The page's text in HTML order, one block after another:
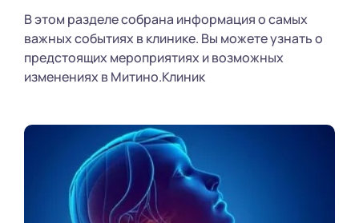
В этом разделе собрана информация о самых
важных событиях в клинике. Вы можете узнать о
предстоящих мероприятиях и возможных
изменениях в Митино.Клиник